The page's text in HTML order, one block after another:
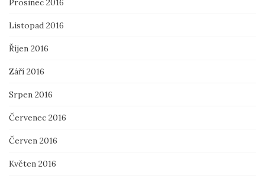
Prosinec 2016
Listopad 2016
Říjen 2016
Září 2016
Srpen 2016
Červenec 2016
Červen 2016
Květen 2016